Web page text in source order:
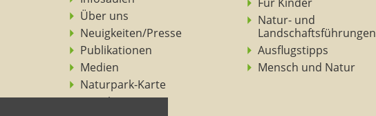
Über uns
Neuigkeiten/Presse
Publikationen
Medien
Naturpark-Karte
Ansichten
Natur- und
Landschaftsführungen
Ausflugstipps
Mensch und Natur